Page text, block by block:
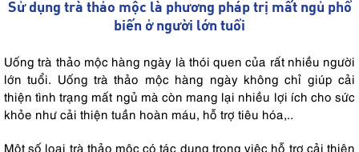
Sử dụng trà thảo mộc là phương pháp trị mất ngủ phổ
biến ở người lớn tuổi
Uống trà thảo mộc hàng ngày là thói quen của rất nhiều người
lớn tuổi. Uống trà thảo mộc hàng ngày không chỉ giúp cải
thiện tình trạng mất ngủ mà còn mang lại nhiều lợi ích cho sức
khỏe như cải thiện tuần hoàn máu, hỗ trợ tiêu hóa,..
Một số loại trà thảo mộc có tác dụng trong việc hỗ trợ cải thiện